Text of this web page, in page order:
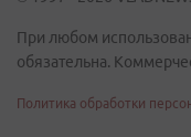
При любом
обязательна.
Политика обработки